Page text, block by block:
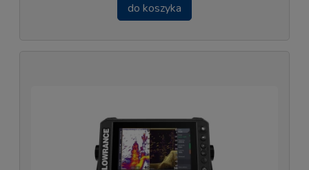
do koszyka